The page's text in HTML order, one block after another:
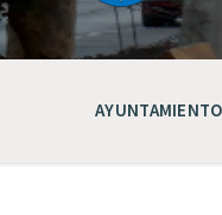
AYUNTAMIENTO